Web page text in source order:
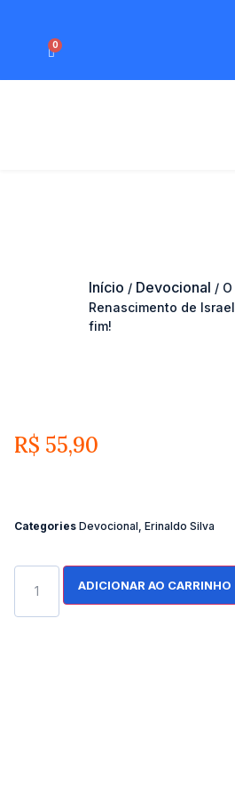
0
Início / Devocional / O
Renascimento de
fim!
R$ 55,90
Categories Devocional, Erinaldo Silva
ADICIONAR AO CARRINHO